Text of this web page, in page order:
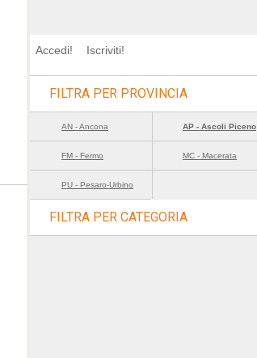
Accedi! Iscriviti!
FILTRA PER PROVINCIA
AN - Ancona AP - Ascoli Piceno
FM - Fermo MC - Macerata
PU - Pesaro-Urbino
FILTRA PER CATEGORIA